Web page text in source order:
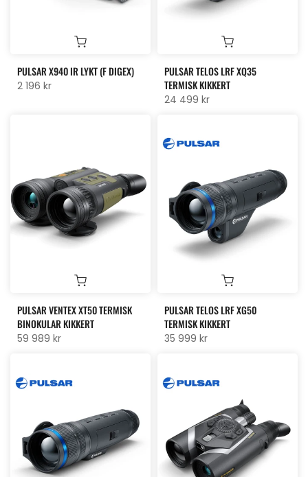
PULSAR X940 IR LYKT (F DIGEX)
2 196 kr
PULSAR TELOS LRF XQ35
TERMISK KIKKERT
24 499 kr
PULSAR VENTEX XT50 TERMISK
BINOKULAR KIKKERT
59 989 kr
PULSAR TELOS LRF XG50
TERMISK KIKKERT
35 999 kr